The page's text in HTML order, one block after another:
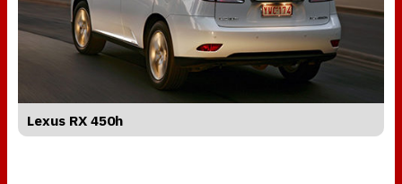
Lexus RX 450h